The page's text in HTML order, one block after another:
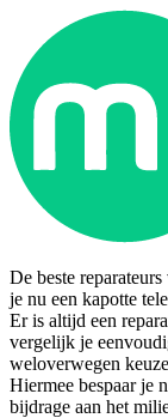
De beste
je nu een kapotte
Er is altijd een
vergelijk je
weloverwegen
Hiermee bespaar je
bijdrage aan het